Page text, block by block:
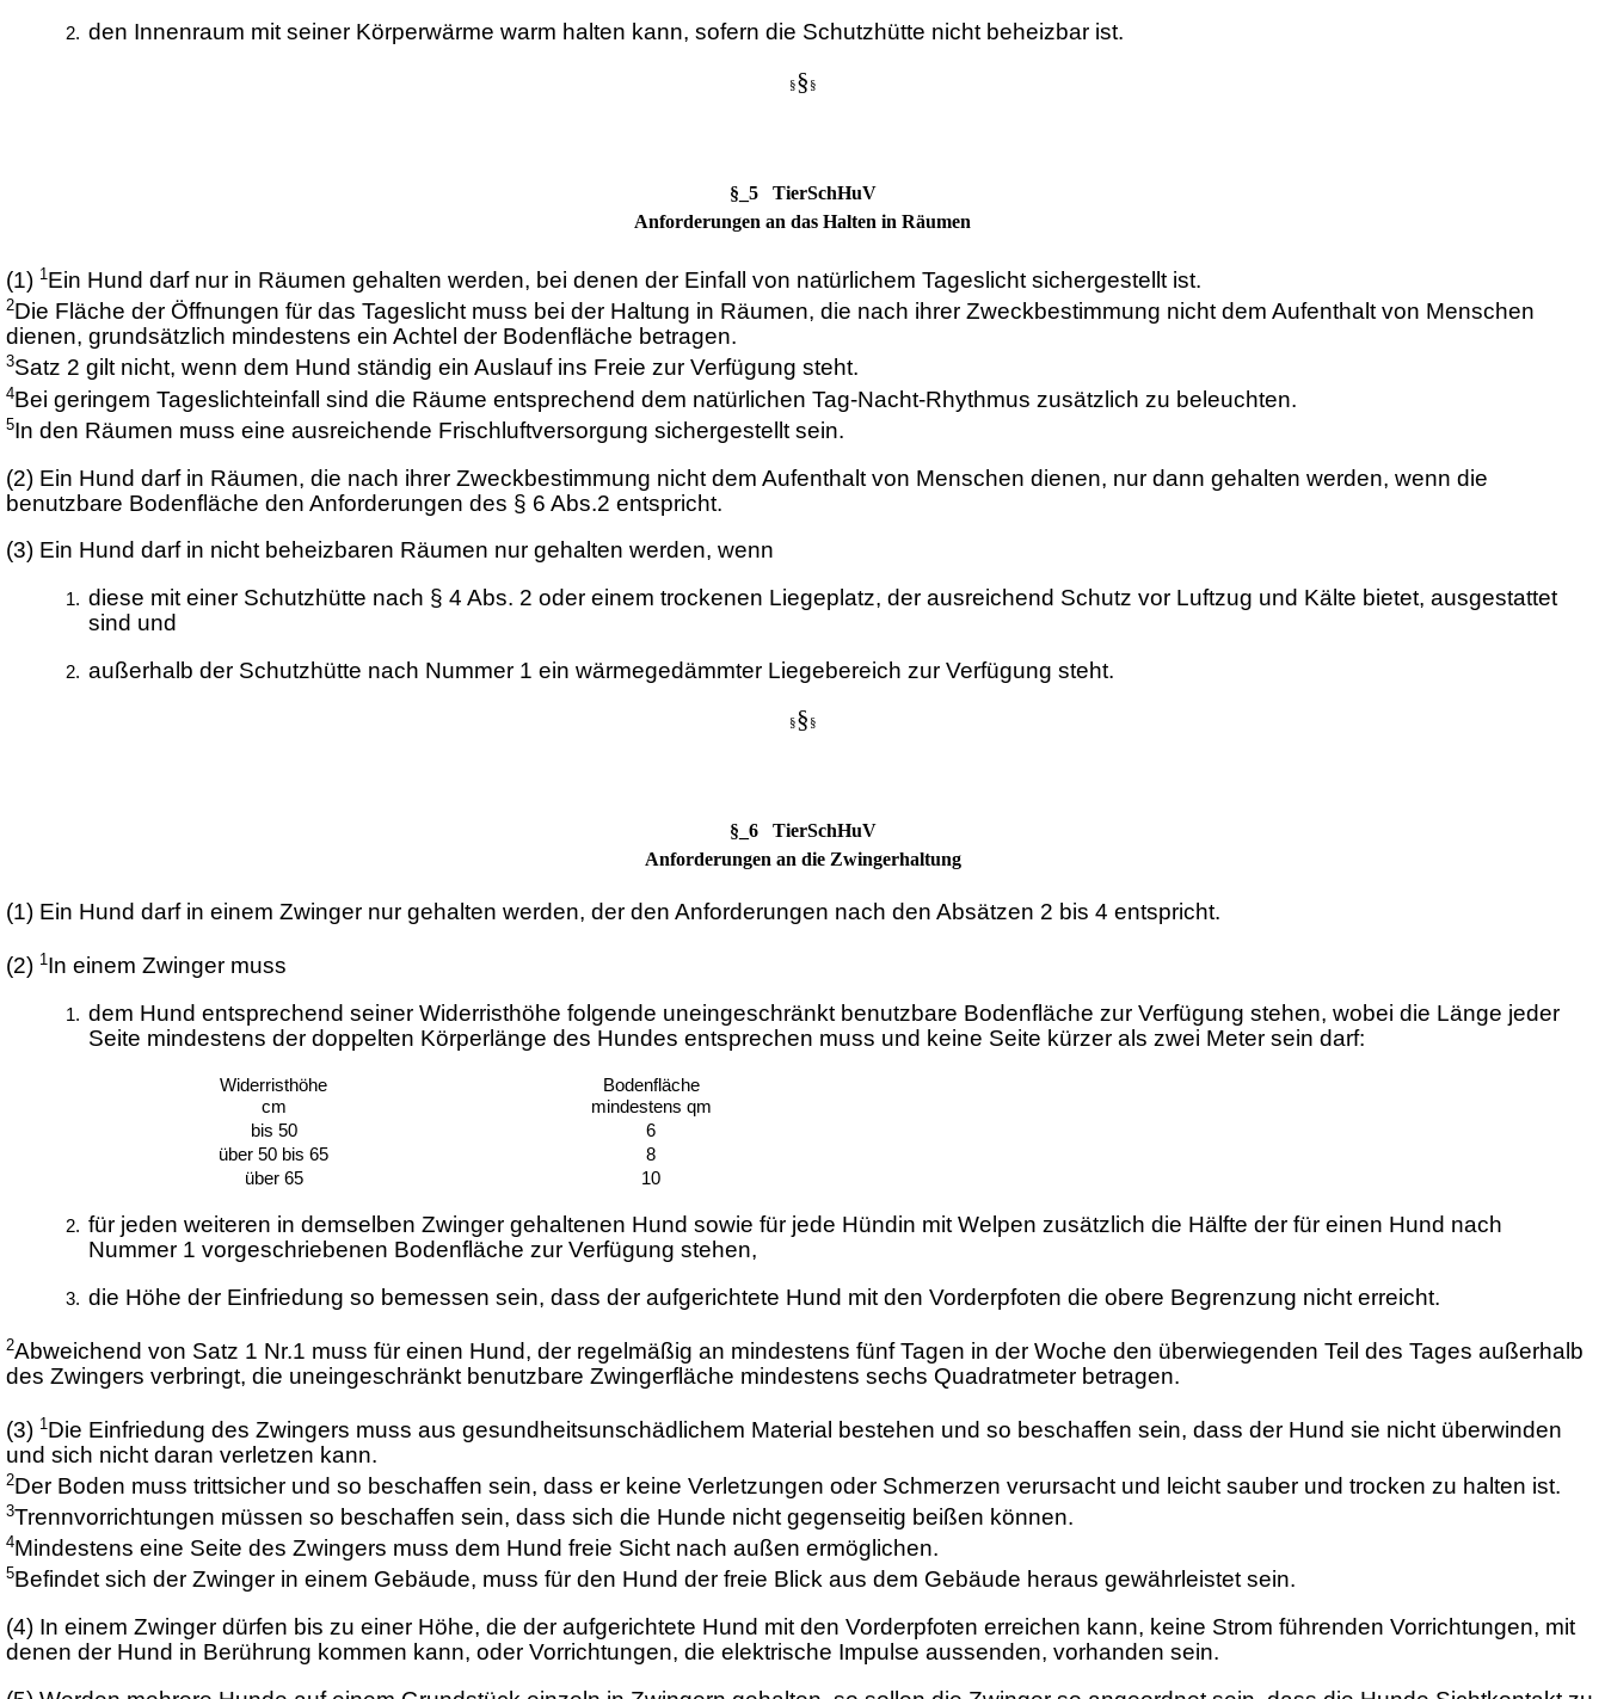
den Innenraum mit seiner Körperwärme warm halten kann, sofern die Schutzhütte nicht beheizbar ist.
§§ §
§_5 TierSchHuV
Anforderungen an das Halten in Räumen
(1) 1Ein Hund darf nur in Räumen gehalten werden, bei denen der Einfall von natürlichem Tageslicht sichergestellt ist.
2Die Fläche der Öffnungen für das Tageslicht muss bei der Haltung in Räumen, die nach ihrer Zweckbestimmung nicht dem Aufenthalt von Menschen
dienen, grundsätzlich mindestens ein Achtel der Bodenfläche betragen.
3Satz 2 gilt nicht, wenn dem Hund ständig ein Auslauf ins Freie zur Verfügung steht.
4Bei geringem Tageslichteinfall sind die Räume entsprechend dem natürlichen Tag-Nacht-Rhythmus zusätzlich zu beleuchten.
5In den Räumen muss eine ausreichende Frischluftversorgung sichergestellt sein.
(2) Ein Hund darf in Räumen, die nach ihrer Zweckbestimmung nicht dem Aufenthalt von Menschen dienen, nur dann gehalten werden, wenn die
benutzbare Bodenfläche den Anforderungen des § 6 Abs.2 entspricht.
(3) Ein Hund darf in nicht beheizbaren Räumen nur gehalten werden, wenn
diese mit einer Schutzhütte nach § 4 Abs. 2 oder einem trockenen Liegeplatz, der ausreichend Schutz vor Luftzug und Kälte bietet, ausgestattet
sind und
außerhalb der Schutzhütte nach Nummer 1 ein wärmegedämmter Liegebereich zur Verfügung steht.
§§ §
§_6 TierSchHuV
Anforderungen an die Zwingerhaltung
(1) Ein Hund darf in einem Zwinger nur gehalten werden, der den Anforderungen nach den Absätzen 2 bis 4 entspricht.
(2) 1In einem Zwinger muss
dem Hund entsprechend seiner Widerristhöhe folgende uneingeschränkt benutzbare Bodenfläche zur Verfügung stehen, wobei die Länge jeder
Seite mindestens der doppelten Körperlänge des Hundes entsprechen muss und keine Seite kürzer als zwei Meter sein darf:
Widerristhöhe
cm
Bodenfläche
mindestens qm
bis 50
6
über 50 bis 65
8
über 65
10
für jeden weiteren in demselben Zwinger gehaltenen Hund sowie für jede Hündin mit Welpen zusätzlich die Hälfte der für einen Hund nach
Nummer 1 vorgeschriebenen Bodenfläche zur Verfügung stehen,
die Höhe der Einfriedung so bemessen sein, dass der aufgerichtete Hund mit den Vorderpfoten die obere Begrenzung nicht erreicht.
2Abweichend von Satz 1 Nr.1 muss für einen Hund, der regelmäßig an mindestens fünf Tagen in der Woche den überwiegenden Teil des Tages außerhalb
des Zwingers verbringt, die uneingeschränkt benutzbare Zwingerfläche mindestens sechs Quadratmeter betragen.
(3) 1Die Einfriedung des Zwingers muss aus gesundheitsunschädlichem Material bestehen und so beschaffen sein, dass der Hund sie nicht überwinden
und sich nicht daran verletzen kann.
2Der Boden muss trittsicher und so beschaffen sein, dass er keine Verletzungen oder Schmerzen verursacht und leicht sauber und trocken zu halten ist.
3Trennvorrichtungen müssen so beschaffen sein, dass sich die Hunde nicht gegenseitig beißen können.
4Mindestens eine Seite des Zwingers muss dem Hund freie Sicht nach außen ermöglichen.
5Befindet sich der Zwinger in einem Gebäude, muss für den Hund der freie Blick aus dem Gebäude heraus gewährleistet sein.
(4) In einem Zwinger dürfen bis zu einer Höhe, die der aufgerichtete Hund mit den Vorderpfoten erreichen kann, keine Strom führenden Vorrichtungen, mit
denen der Hund in Berührung kommen kann, oder Vorrichtungen, die elektrische Impulse aussenden, vorhanden sein.